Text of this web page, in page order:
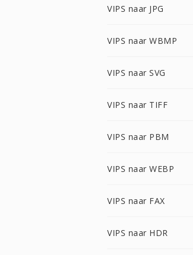
VIPS naar JPG
VIPS naar WBMP
VIPS naar SVG
VIPS naar TIFF
VIPS naar PBM
VIPS naar WEBP
VIPS naar FAX
VIPS naar HDR